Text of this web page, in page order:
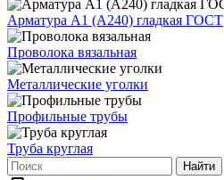
Арматура А1 (А240) гладкая ГОСТ
Проволока вязальная
Металлические уголки
Профильные трубы
Труба круглая
Найти